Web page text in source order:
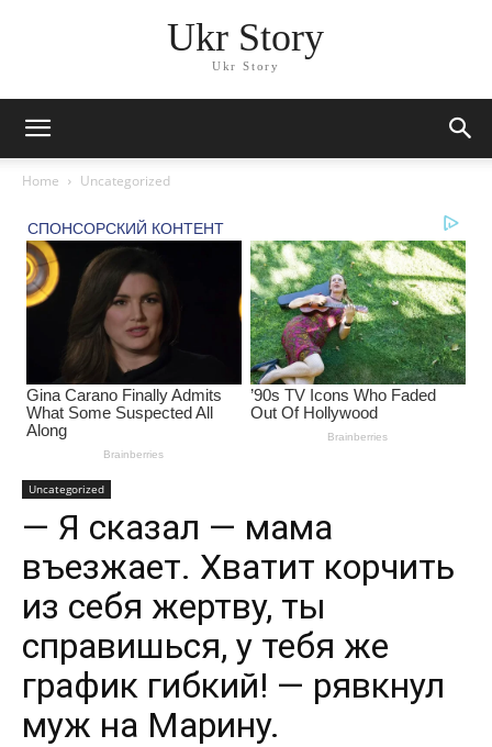
Ukr Story
Ukr Story
Home Uncategorized
Uncategorized
— Я сказал — мама
въезжает. Хватит корчить
из себя жертву, ты
справишься, у тебя же
график гибкий! — рявкнул
муж на Марину.